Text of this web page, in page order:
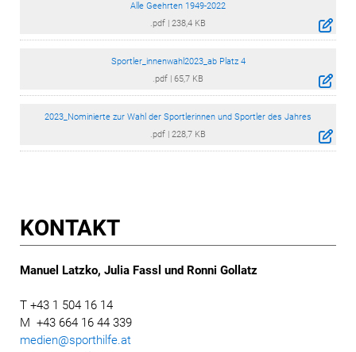
Alle Geehrten 1949-2022
.pdf
238,4 KB
Sportler_innenwahl2023_ab Platz 4
.pdf
65,7 KB
2023_Nominierte zur Wahl der Sportlerinnen und Sportler des Jahres
.pdf
228,7 KB
KONTAKT
Manuel Latzko, Julia Fassl und Ronni Gollatz
T +43 1 504 16 14
M +43 664 16 44 339
medien@sporthilfe.at